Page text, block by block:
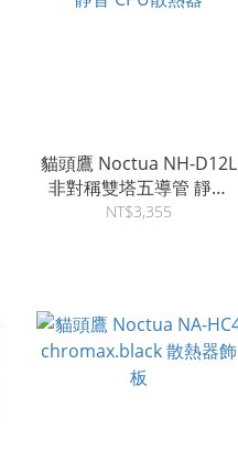
貓頭鷹 Noctua NH-D12L
非對稱雙塔五導管 靜音
CPU散熱器
NT$3,355